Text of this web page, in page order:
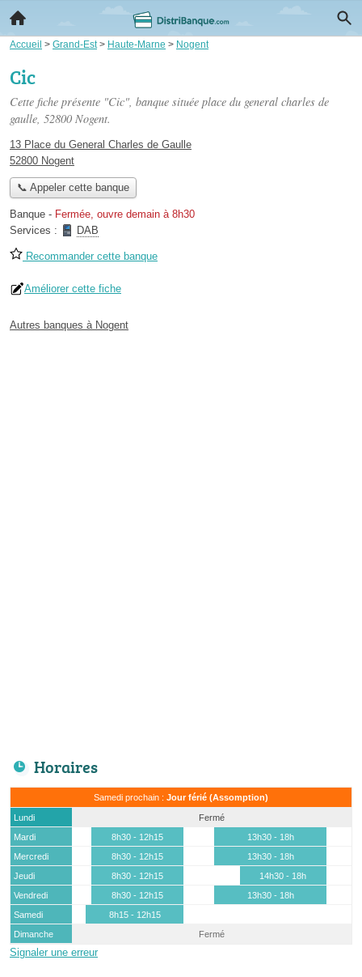
Accueil > Grand-Est> Haute-Marne > Nogent
Cic
Cette fiche présente "Cic", banque située place du general charles de
gaulle, 52800 Nogent.
13 Place du General Charles de Gaulle
52800 Nogent
📞 Appeler cette banque
Banque - Fermée, ouvre demain à 8h30
Services :
DAB
Recommander cette banque
Améliorer cette fiche
Autres banques à Nogent
Horaires
Samedi prochain : Jour férié (Assomption)
Lundi
Fermé
Mardi
8h30 - 12h15
13h30 - 18h
Mercredi
8h30 - 12h15
13h30 - 18h
Jeudi
8h30 - 12h15
14h30 - 18h
Vendredi
8h30 - 12h15
13h30 - 18h
Samedi
8h15 - 12h15
Dimanche
Fermé
Signaler une erreur